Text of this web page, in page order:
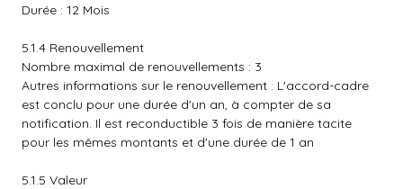
Durée : 12 Mois
5.1.4 Renouvellement
Nombre maximal de renouvellements : 3
Autres informations sur le renouvellement : L'accord-cadre
est conclu pour une durée d'un an, à compter de sa
notification. Il est reconductible 3 fois de manière tacite
pour les mêmes montants et d'une durée de 1 an
5.1.5 Valeur